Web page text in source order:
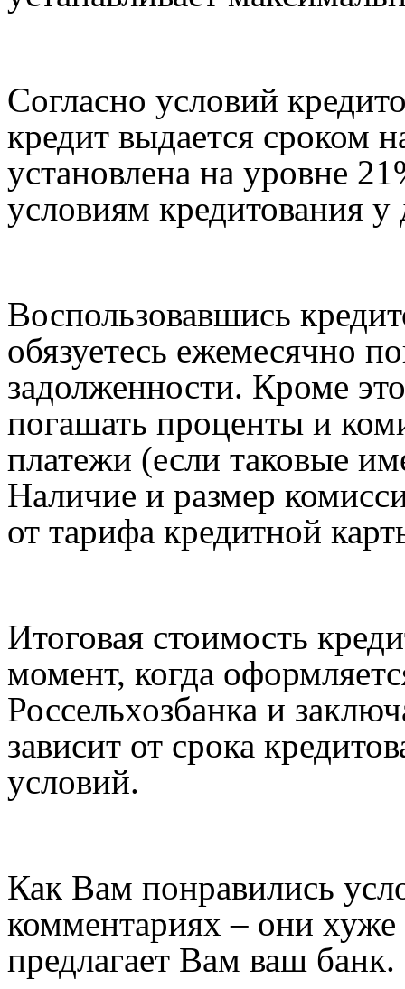
Согласно условий
кредит выдается сроком
установлена на уровне
условиям кредитования у
Воспользовавшись
обязуетесь ежемесячно
задолженности. Кроме
погашать проценты и
платежи (если таковые
Наличие и размер
от тарифа кредитной
Итоговая стоимость
момент, когда
Россельхозбанка и
зависит от срока
условий.
Как Вам понравились
комментариях – они
предлагает Вам ваш банк.